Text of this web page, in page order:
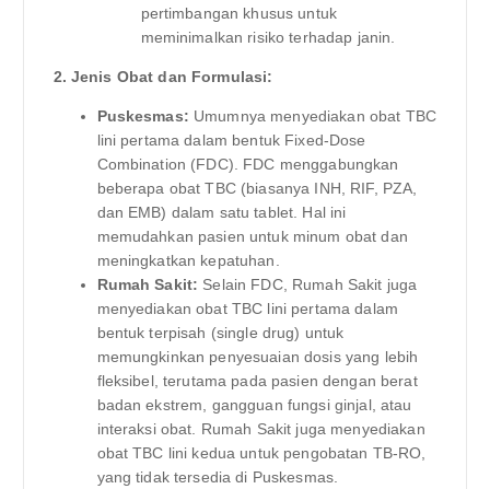
pertimbangan khusus untuk
meminimalkan risiko terhadap janin.
2. Jenis Obat dan Formulasi:
Puskesmas: Umumnya menyediakan obat TBC
lini pertama dalam bentuk Fixed-Dose
Combination (FDC). FDC menggabungkan
beberapa obat TBC (biasanya INH, RIF, PZA,
dan EMB) dalam satu tablet. Hal ini
memudahkan pasien untuk minum obat dan
meningkatkan kepatuhan.
Rumah Sakit: Selain FDC, Rumah Sakit juga
menyediakan obat TBC lini pertama dalam
bentuk terpisah (single drug) untuk
memungkinkan penyesuaian dosis yang lebih
fleksibel, terutama pada pasien dengan berat
badan ekstrem, gangguan fungsi ginjal, atau
interaksi obat. Rumah Sakit juga menyediakan
obat TBC lini kedua untuk pengobatan TB-RO,
yang tidak tersedia di Puskesmas.